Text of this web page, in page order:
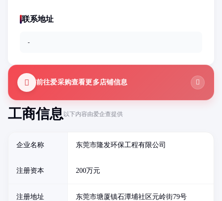
工商信息以下内容由爱企查提供
企业名称 东莞市隆发环保工程有限公司
注册资本 200万元
注册地址 东莞市塘厦镇石潭埔社区元岭街79号
联系地址
-
前往爱采购查看更多店铺信息